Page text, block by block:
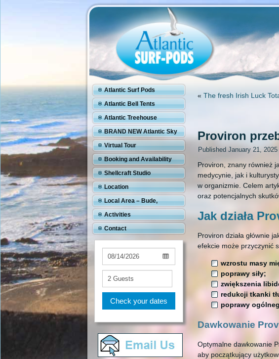
Atlantic Surf Pods
Atlantic Bell Tents
Atlantic Treehouse
BRAND NEW Atlantic Sky
Pod
Virtual Tour
Booking and Availability
Shellcraft Studio
Location
Local Area – Bude,
Cornwall
Activities
Contact
Check your dates
« The fresh Irish Luck
Proviron
Published January 21, 2025
Proviron, znany również
medycynie, jak i
w organizmie. Celem
oraz potencjalnych
Jak działa
Proviron działa głównie
efekcie może przyczynić
wzrostu masy
poprawy siły;
zwiększenia
redukcji tkanki
poprawy
Dawkowanie
Optymalne dawkowanie
aby początkujący